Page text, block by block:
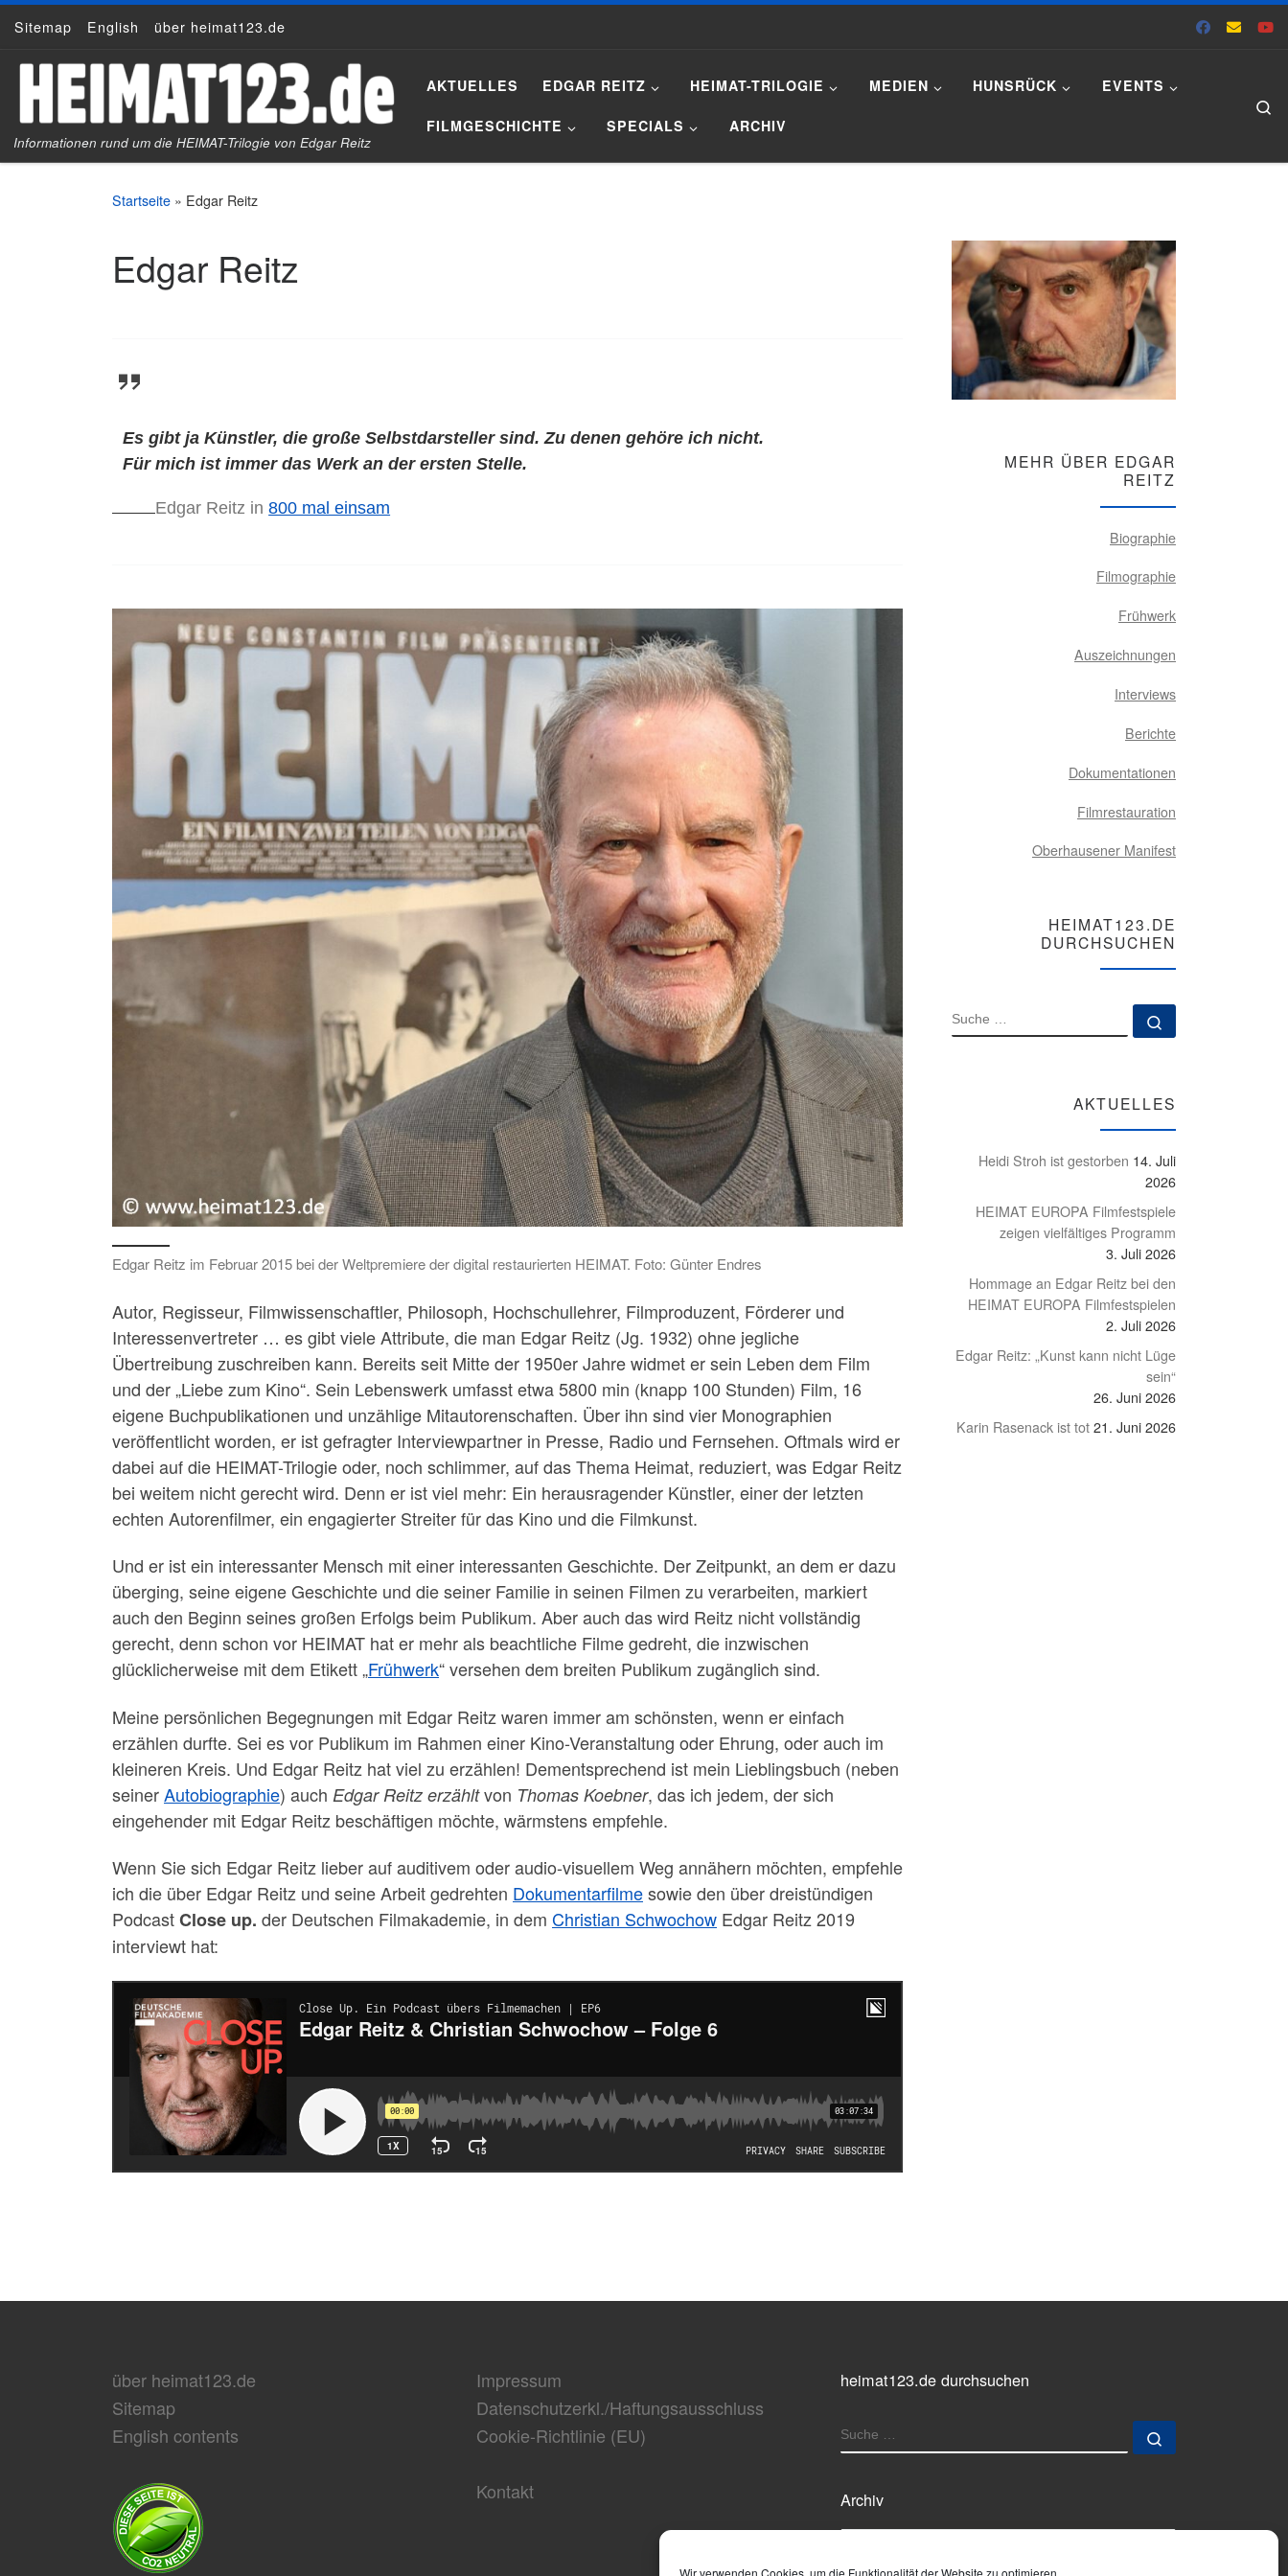
Wir verwenden Cookies, um die Funktionalität der Website zu optimieren.
Zum Inhalt springen
Sitemap English über heimat123.de
Informationen rund um die HEIMAT-Trilogie von Edgar Reitz
AKTUELLES EDGAR REITZ HEIMAT-TRILOGIE MEDIEN HUNSRÜCK EVENTS
FILMGESCHICHTE SPECIALS ARCHIV
Startseite » Edgar Reitz
Edgar Reitz
Es gibt ja Künstler, die große Selbstdarsteller sind. Zu denen gehöre ich nicht.
Für mich ist immer das Werk an der ersten Stelle.
Edgar Reitz in800 mal einsam
Edgar Reitz im Februar 2015 bei der Weltpremiere der digital restaurierten HEIMAT. Foto: Günter Endres
Autor, Regisseur, Filmwissenschaftler, Philosoph, Hochschullehrer, Filmproduzent, Förderer und
Interessenvertreter … es gibt viele Attribute, die man Edgar Reitz (Jg. 1932) ohne jegliche
Übertreibung zuschreiben kann. Bereits seit Mitte der 1950er Jahre widmet er sein Leben dem Film
und der „Liebe zum Kino“. Sein Lebenswerk umfasst etwa 5800 min (knapp 100 Stunden) Film, 16
eigene Buchpublikationen und unzählige Mitautorenschaften. Über ihn sind vier Monographien
veröffentlicht worden, er ist gefragter Interviewpartner in Presse, Radio und Fernsehen. Oftmals wird er
dabei auf die HEIMAT-Trilogie oder, noch schlimmer, auf das Thema Heimat, reduziert, was Edgar Reitz
bei weitem nicht gerecht wird. Denn er ist viel mehr: Ein herausragender Künstler, einer der letzten
echten Autorenfilmer, ein engagierter Streiter für das Kino und die Filmkunst.
Und er ist ein interessanter Mensch mit einer interessanten Geschichte. Der Zeitpunkt, an dem er dazu
überging, seine eigene Geschichte und die seiner Familie in seinen Filmen zu verarbeiten, markiert
auch den Beginn seines großen Erfolgs beim Publikum. Aber auch das wird Reitz nicht vollständig
gerecht, denn schon vor HEIMAT hat er mehr als beachtliche Filme gedreht, die inzwischen
glücklicherweise mit dem Etikett „Frühwerk“ versehen dem breiten Publikum zugänglich sind.
Meine persönlichen Begegnungen mit Edgar Reitz waren immer am schönsten, wenn er einfach
erzählen durfte. Sei es vor Publikum im Rahmen einer Kino-Veranstaltung oder Ehrung, oder auch im
kleineren Kreis. Und Edgar Reitz hat viel zu erzählen! Dementsprechend ist mein Lieblingsbuch (neben
seinerAutobiographie) auch Edgar Reitz erzähltvon Thomas Koebner, das ich jedem, der sich
eingehender mit Edgar Reitz beschäftigen möchte, wärmstens empfehle.
Wenn Sie sich Edgar Reitz lieber auf auditivem oder audio-visuellem Weg annähern möchten, empfehle
ich die über Edgar Reitz und seine Arbeit gedrehten Dokumentarfilmesowie den über dreistündigen
PodcastClose up. der Deutschen Filmakademie, in dem Christian Schwochow Edgar Reitz 2019
interviewt hat:
MEHR ÜBER EDGAR
REITZ
Biographie
Filmographie
Frühwerk
Auszeichnungen
Interviews
Berichte
Dokumentationen
Filmrestauration
Oberhausener Manifest
HEIMAT123.DE
DURCHSUCHEN
SUCHE
AKTUELLES
Heidi Stroh ist gestorben 14. Juli
2026
HEIMAT EUROPA Filmfestspiele
zeigen vielfältiges Programm
3. Juli 2026
Hommage an Edgar Reitz bei den
HEIMAT EUROPA Filmfestspielen
2. Juli 2026
Edgar Reitz: „Kunst kann nicht Lüge
sein“
26. Juni 2026
Karin Rasenack ist tot 21. Juni 2026
über heimat123.de
Sitemap
English contents
Impressum
Datenschutzerkl./Haftungsausschluss
Cookie-Richtlinie (EU)
Kontakt
heimat123.de durchsuchen
SUCHE
Archiv